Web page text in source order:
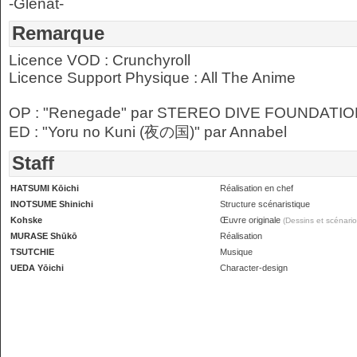
-Glénat-
Remarque
Licence VOD : Crunchyroll
Licence Support Physique : All The Anime
OP : "Renegade" par STEREO DIVE
ED : "Yoru no Kuni (夜の国)" par Annabel
Staff
HATSUMI Kōichi
Réalisation en chef
INOTSUME Shinichi
Structure scénaristique
Kohske
Œuvre originale (Dessins et
MURASE Shūkō
Réalisation
TSUTCHIE
Musique
UEDA Yōichi
Character-design